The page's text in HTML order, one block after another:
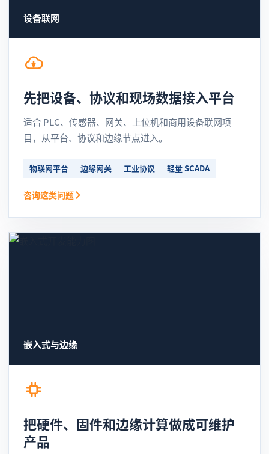
设备联网
先把设备、协议和现场数据接入平台
适合 PLC、传感器、网关、上位机和商用设备联网项
目，从平台、协议和边缘节点进入。
物联网平台 边缘网关 工业协议 轻量 SCADA
咨询这类问题
嵌入式与边缘
把硬件、固件和边缘计算做成可维护
产品